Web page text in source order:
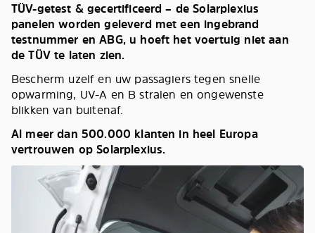
TÜV-getest & gecertificeerd – de Solarplexius
panelen worden geleverd met een ingebrand
testnummer en ABG, u hoeft het voertuig niet aan
de TÜV te laten zien.
Bescherm uzelf en uw passagiers tegen snelle
opwarming, UV-A en B stralen en ongewenste
blikken van buitenaf.
Al meer dan 500.000 klanten in heel Europa
vertrouwen op Solarplexius.